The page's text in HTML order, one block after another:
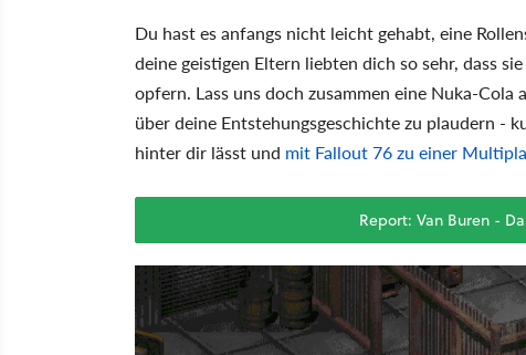
Du hast es anfangs nicht leicht gehabt, eine
deine geistigen Eltern liebten dich so sehr, dass
opfern. Lass uns doch zusammen eine Nuka-
über deine Entstehungsgeschichte zu plaudern -
hinter dir lässt und mit Fallout 76 zu einer
Report: Van Buren -